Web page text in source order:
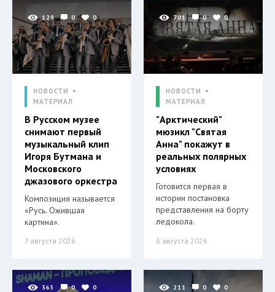
129 0 0
НОВОСТИ
МАТЕРИАЛ
В Русском музее
снимают первый
музыкальный клип
Игоря Бутмана и
Московского
джазового оркестра
Композиция называется
«Русь. Ожившая
картина».
7 августа 2026
701 0 0
НОВОСТИ
МАТЕРИАЛ
"Арктический"
мюзикл "Святая
Анна" покажут в
реальных полярных
условиях
Готовится первая в
истории постановка
представления на борту
ледокола.
6 августа 2026
365 0 0 211 0 0